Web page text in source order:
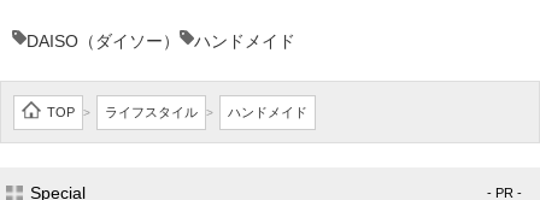
DAISO（ダイソー） ハンドメイド
TOP > ライフスタイル > ハンドメイド
Special - PR -